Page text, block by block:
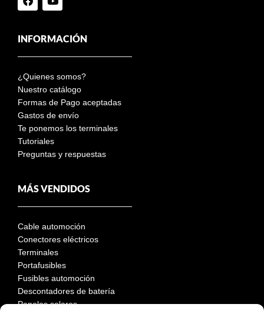
INFORMACIÓN
¿Quienes somos?
Nuestro catálogo
Formas de Pago aceptadas
Gastos de envío
Te ponemos los terminales
Tutoriales
Preguntas y respuestas
MÁS VENDIDOS
Cable automoción
Conectores eléctricos
Terminales
Portafusibles
Fusibles automoción
Descontadores de batería
Paneles solares